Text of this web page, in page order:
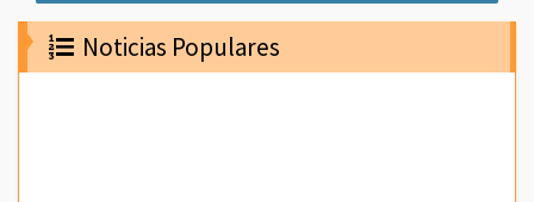
Noticias Populares